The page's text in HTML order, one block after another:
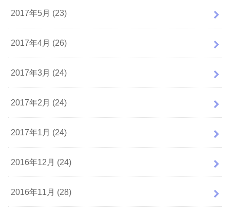
2017年5月 (23)
2017年4月 (26)
2017年3月 (24)
2017年2月 (24)
2017年1月 (24)
2016年12月 (24)
2016年11月 (28)